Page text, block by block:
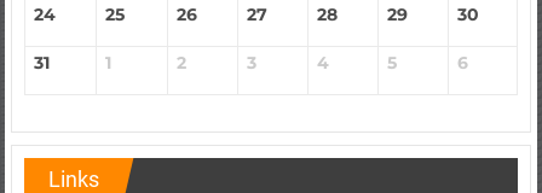
24 25 26 27 28 29 30
31 1 2 3 4 5 6
Links